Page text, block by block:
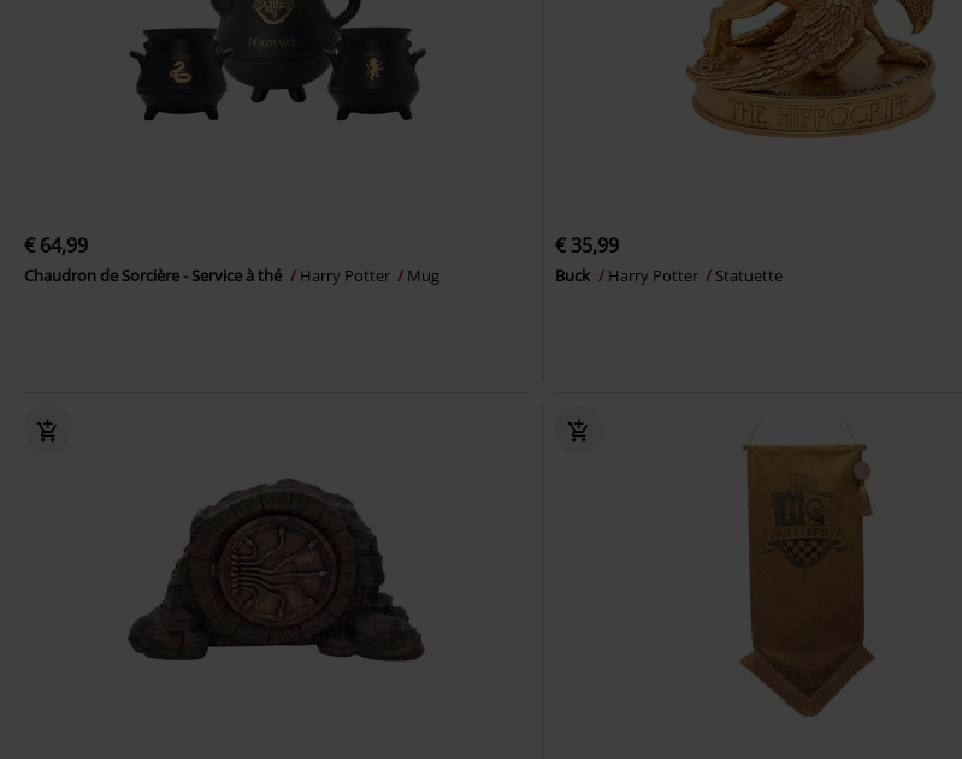
€ 64,99
Chaudron de Sorcière - Service à thé Harry Potter Mug
€ 35,99
Buck Harry Potter Statuette